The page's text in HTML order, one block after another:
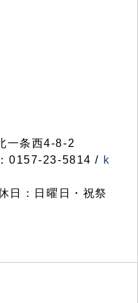
一条西4-8-2
0157-23-5814 / k
日：日曜日・祝祭